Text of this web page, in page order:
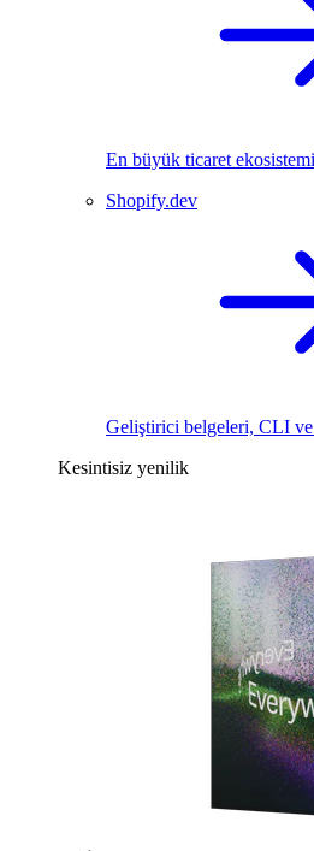
En büyük ticaret ekosistemi
Shopify.dev
Geliştirici belgeleri, CLI ve
Kesintisiz yenilik